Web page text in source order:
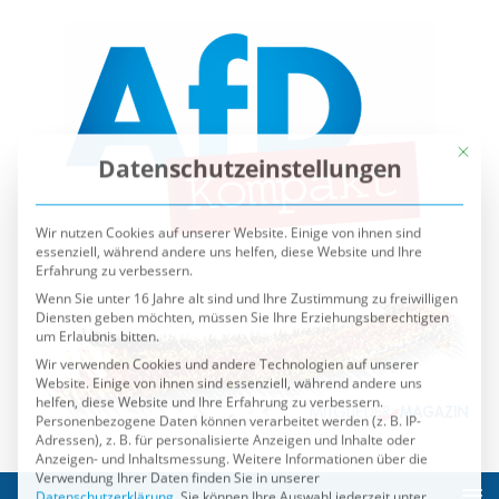
Datenschutzeinstellungen
Wir nutzen Cookies auf unserer Website. Einige von ihnen sind
essenziell, während andere uns helfen, diese Website und Ihre
Wenn Sie unter 16 Jahre alt sind und Ihre Zustimmung zu freiwilligen
Diensten geben möchten, müssen Sie Ihre Erziehungsberechtigten
Wir verwenden Cookies und andere Technologien auf unserer
Website. Einige von ihnen sind essenziell, während andere uns
helfen, diese Website und Ihre Erfahrung zu verbessern.
Personenbezogene Daten können verarbeitet werden (z. B. IP-
Adressen), z. B. für personalisierte Anzeigen und Inhalte oder
Anzeigen- und Inhaltsmessung.
Verwendung Ihrer Daten finden Sie in unserer
Datenschutzerklärung.Sie können Ihre Auswahl jederzeit unter
Einstellungenwiderrufen oder anpassen.
Es folgt eine Liste der Service-Gruppen, für die eine
Essenziell
Externe Medien